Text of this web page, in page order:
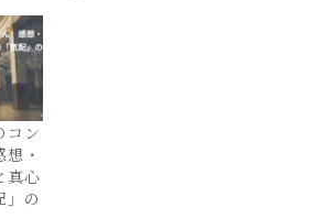
コン
・
真心
」の